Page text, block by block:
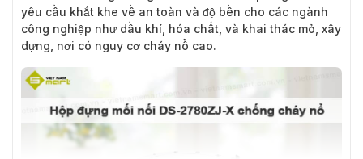
yêu cầu khắt khe về an toàn và độ bền cho các ngành
công nghiệp như dầu khí, hóa chất, và khai thác mỏ, xây
dựng, nơi có nguy cơ cháy nổ cao.